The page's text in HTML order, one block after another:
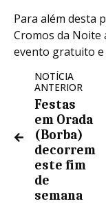
Para além desta
Cromos da Noite
evento gratuito e
NOTÍCIA
ANTERIOR
Festas
em Orada
(Borba)
decorrem
este fim
de
semana